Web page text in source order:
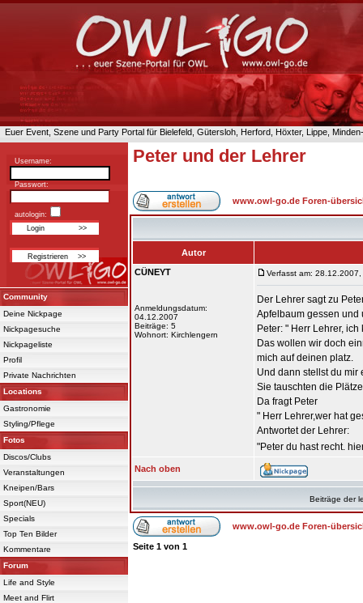
Euer Event, Szene und Party Portal für Bielefeld, Gütersloh, Herford, Höxter, Lippe,
Username:
Passwort:
autologin:
Community
Deine Nickpage
Nickpagesuche
Nickpageliste
Profil
Private Nachrichten
Locations
Gastronomie
Styling/Pflege
Fotos
Discos/Clubs
Veranstaltungen
Kneipen/Bars
Sport(NEU)
Specials
Top Ten Bilder
Kommentare
Forum
Life and Style
Meet and Flirt
Peter und der Lehrer
www.owl-go.de Foren-
Autor
CÜNEYT
Anmeldungsdatum:
04.12.2007
Beiträge: 5
Wohnort: Kirchlengern
Verfasst am:
Der Lehrer sagt zu
Apfelbaum gessen und
Peter: " Herr Lehrer,
Das wollen wir doch
mich auf deinen platz.
Und dann stellst du mir
Sie tauschten die
Da fragt Peter
" Herr Lehrer,wer hat
Antwortet der Lehrer:
"Peter du hast recht.
Nach oben
Beiträge der
www.owl-go.de Foren-
Seite 1 von 1